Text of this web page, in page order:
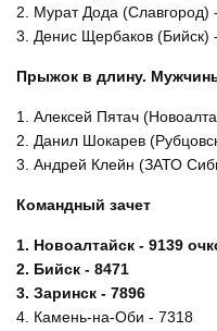
2. Мурат Дода (Славгород)
3. Денис Щербаков (Бийск)
Прыжок в длину.
1. Алексей Пятач
2. Данил Шокарев
3. Андрей Клейн (ЗАТО
Командный зачет
1. Новоалтайск - 9139
2. Бийск - 8471
3. Заринск - 7896
4. Камень-на-Оби - 7318